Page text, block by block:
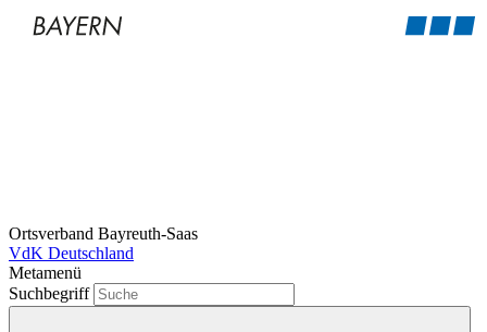
Ortsverband Bayreuth-Saas
VdK Deutschland
Metamenü
Suchbegriff